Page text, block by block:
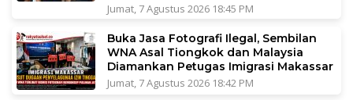
Jumat, 7 Agustus 2026 18:45 PM
Buka Jasa Fotografi Ilegal, Sembilan
WNA Asal Tiongkok dan Malaysia
Diamankan Petugas Imigrasi Makassar
Jumat, 7 Agustus 2026 18:42 PM